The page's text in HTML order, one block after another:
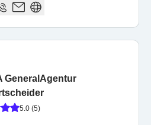
GeneralAgentur
5.0 (5)